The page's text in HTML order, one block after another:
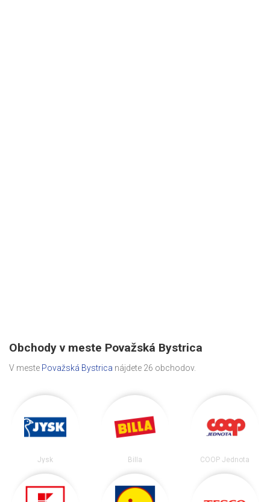
Obchody v meste Považská Bystrica
V meste Považská Bystrica nájdete 26 obchodov.
Jysk Billa COOP Jednota